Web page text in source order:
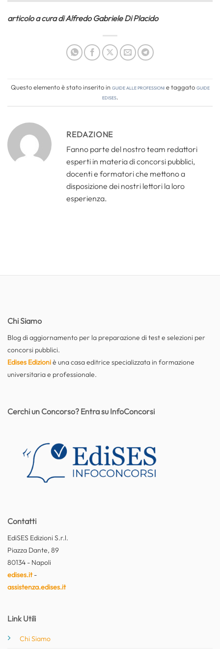
articolo a cura di Alfredo Gabriele Di Placido
Questo elemento è stato inserito inGuide alle professionie taggatoguide
edises.
REDAZIONE
Fanno parte del nostro team redattori
esperti in materia di concorsi pubblici,
docenti e formatori che mettono a
disposizione dei nostri lettori la loro
esperienza.
Chi Siamo
Blog di aggiornamento per la preparazione di test e selezioni per
concorsi pubblici.
Edises Edizioniè una casa editrice specializzata in formazione
universitaria e professionale.
Contatti
EdiSES Edizioni S.r.l.
Piazza Dante, 89
80134 - Napoli
edises.it-
assistenza.edises.it
Link Utili
Chi Siamo
Cerchi un Concorso? Entra su InfoConcorsi